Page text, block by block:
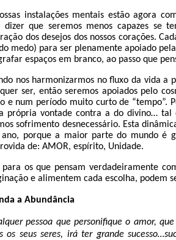
instalações mentais estão agora
dizer que seremos menos capazes se
dos desejos dos nossos corações.
medo) para ser plenamente apoiado
espaços em branco, ao passo que
nos harmonizarmos no fluxo da vida a
ser, então seremos apoiados pelo
e num período muito curto de “tempo”.
própria vontade contra a do divino…
sofrimento desnecessário. Esta
ano, porque a maior parte do mundo é
de: AMOR, espírito, Unidade.
para os que pensam verdadeiramente
e alimentem cada escolha, podem
a Abundância
pessoa que personifique o amor,
os seus seres, irá ter grande